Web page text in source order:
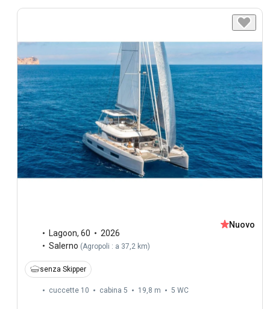
Lagoon, 60
2026
Salerno (Agropoli : a 37,2 km)
Nuovo
senza Skipper
cuccette 10 cabina 5 19,8 m 5 WC